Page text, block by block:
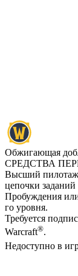
Обжигающая
СРЕДСТВА
Цена
Available actions
Высший пилотаж
цепочки
Пробуждения
го уровня.
Требуется
Warcraft®.
Недоступно в